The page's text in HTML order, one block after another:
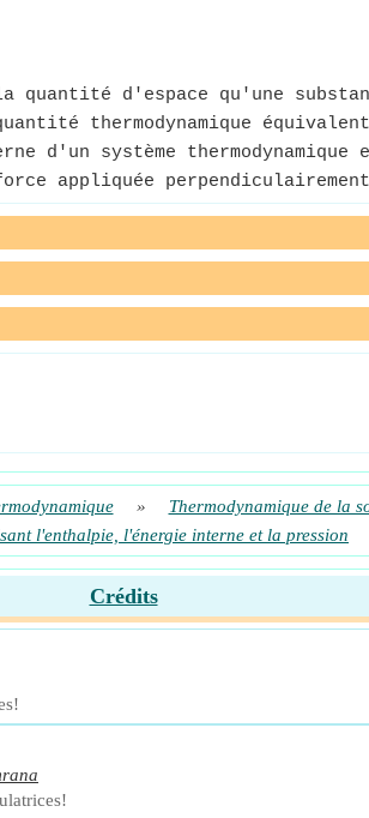
quantité d'espace qu'une
thermodynamique
d'un système
appliquée
» Thermodynamique de la
l'enthalpie, l'énergie interne et la pression
Crédits